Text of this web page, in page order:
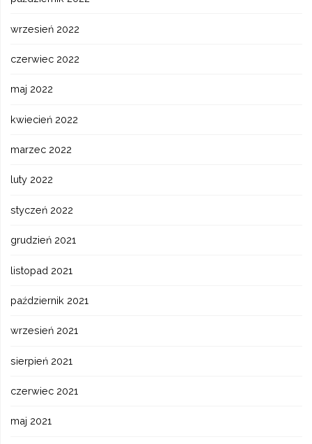
wrzesień 2022
czerwiec 2022
maj 2022
kwiecień 2022
marzec 2022
luty 2022
styczeń 2022
grudzień 2021
listopad 2021
październik 2021
wrzesień 2021
sierpień 2021
czerwiec 2021
maj 2021